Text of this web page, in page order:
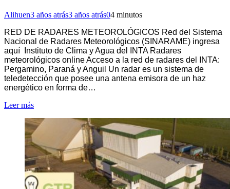
Alihuen3 años atrás3 años atrás04 minutos
RED DE RADARES METEOROLÓGICOS Red del Sistema
Nacional de Radares Meteorológicos (SINARAME) ingresa
aquí Instituto de Clima y Agua del INTA Radares
meteorológicos online Acceso a la red de radares del INTA:
Pergamino, Paraná y Anguil Un radar es un sistema de
teledetección que posee una antena emisora de un haz
energético en forma de…
Leer más